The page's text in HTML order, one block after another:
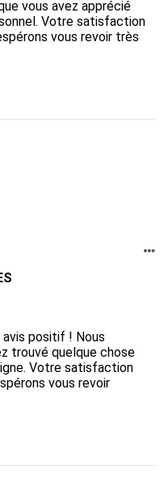
vous avez apprécié
Votre satisfaction
vous revoir très
positif ! Nous
trouvé quelque chose
Votre satisfaction
vous revoir